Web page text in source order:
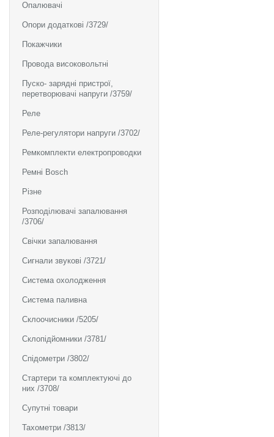
Опалювачі
Опори додаткові /3729/
Покажчики
Провода високовольтні
Пуско- зарядні пристрої,
перетворювачі напруги /3759/
Реле
Реле-регулятори напруги /3702/
Ремкомплекти електропроводки
Ремні Bosch
Різне
Розподілювачі запалювання
/3706/
Свічки запалювання
Сигнали звукові /3721/
Система охолодження
Система паливна
Склоочисники /5205/
Склопідйомники /3781/
Спідометри /3802/
Стартери та комплектуючі до
них /3708/
Супутні товари
Тахометри /3813/